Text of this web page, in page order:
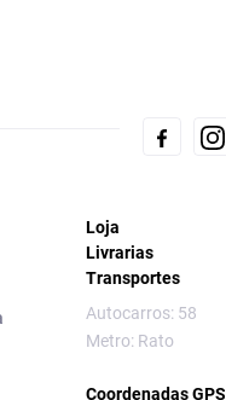
Loja
Livrarias
Transportes
Autocarros: 58
Metro: Rato
Coordenadas GPS